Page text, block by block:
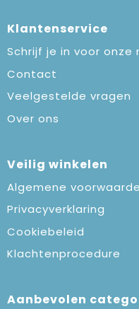
Klantenservice
Schrijf je in voor onze
Contact
Veelgestelde vragen
Over ons
Veilig winkelen
Algemene
Privacyverklaring
Cookiebeleid
Klachtenprocedure
Aanbevolen